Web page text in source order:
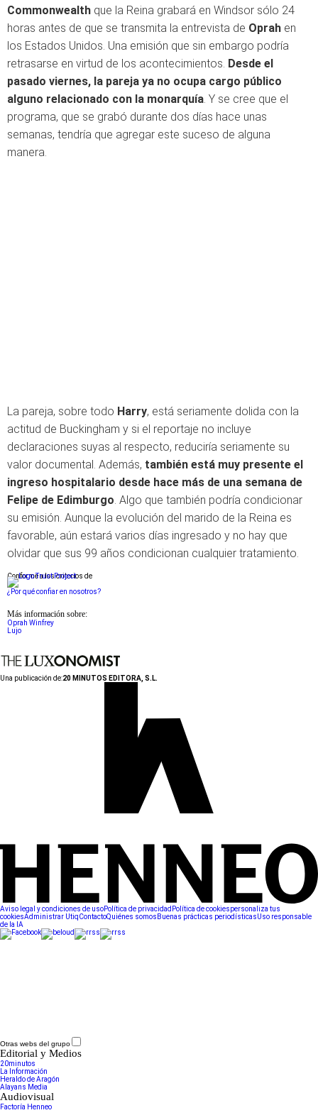
Commonwealth que la Reina grabará en Windsor sólo 24
horas antes de que se transmita la entrevista de Oprah en
los Estados Unidos. Una emisión que sin embargo podría
retrasarse en virtud de los acontecimientos. Desde el
pasado viernes, la pareja ya no ocupa cargo público
alguno relacionado con la monarquía. Y se cree que el
programa, que se grabó durante dos días hace unas
semanas, tendría que agregar este suceso de alguna
manera.
La pareja, sobre todo Harry, está seriamente dolida con la
actitud de Buckingham y si el reportaje no incluye
declaraciones suyas al respecto, reduciría seriamente su
valor documental. Además, también está muy presente el
ingreso hospitalario desde hace más de una semana de
Felipe de Edimburgo. Algo que también podría condicionar
su emisión. Aunque la evolución del marido de la Reina es
favorable, aún estará varios días ingresado y no hay que
olvidar que sus 99 años condicionan cualquier tratamiento.
Conforme a los criterios de
¿Por qué confiar en nosotros?
Más información sobre:
Oprah Winfrey
Lujo
Una publicación de:20 MINUTOS EDITORA, S.L.
Aviso legal y condiciones de usoPolítica de privacidad Política de cookiespersonaliza tus
cookiesAdministrar UtiqContactoQuiénes somos Buenas prácticas periodísticasUso responsable
de la IA
Otras webs del grupo
Editorial y Medios
20minutos
La Información
Heraldo de Aragón
Alayans Media
Audiovisual
Factoría Henneo